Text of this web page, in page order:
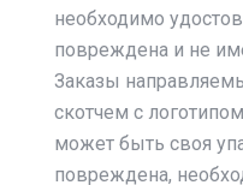
необходимо
повреждена и не
Заказы
скотчем с
может быть своя
повреждена,